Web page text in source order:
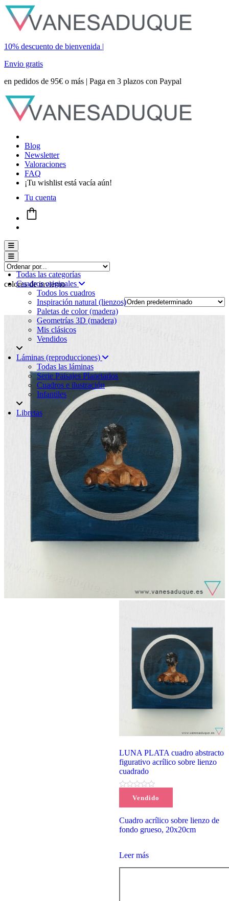
10% descuento de bienvenida |
Envio gratis
en pedidos de 95€ o más | Paga en 3 plazos con Paypal
Blog
Newsletter
Valoraciones
FAQ
¡Tu wishlist está vacía aún!
Tu cuenta
Menú conmutador hamburguesa
Todas las categorías
Cuadros originales
Todos los cuadros
Inspiración natural (lienzos)
Paletas de color (madera)
Geometrías 3D (madera)
Mis clásicos
Vendidos
Láminas (reproducciones)
Todas las láminas
Serie Paisajes Planetarios
Cuadros e ilustración
Infantiles
Libretas
Menú conmutador hamburguesa
colores de invierno
Vendido
LUNA PLATA cuadro abstracto
figurativo acrílico sobre lienzo
cuadrado
Cuadro acrílico sobre lienzo de
fondo grueso, 20x20cm
Leer más